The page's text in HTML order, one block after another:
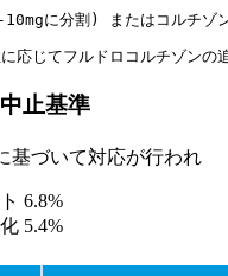
に分割) またはコルチゾ
じてフルドロコルチゾンの
止基準
基づいて対応が行われ
6.8%
5.4%